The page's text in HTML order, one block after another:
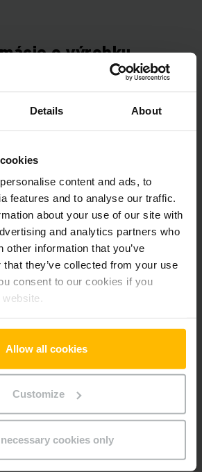
Details About
content and ads, to
features and to analyse our traffic.
about your use of our site with
and analytics partners who
other information that you’ve
they’ve collected from your use
consent to our cookies if you
website.
Allow all cookies
Customize
cookies only
o výrobku
a vybavenia vozidla.
Oloveno-kyselinová, 48 V /
625 Ah
Áno, 48 V / 100 A
Year 2025
1600 kg
7988 h
2165 mm